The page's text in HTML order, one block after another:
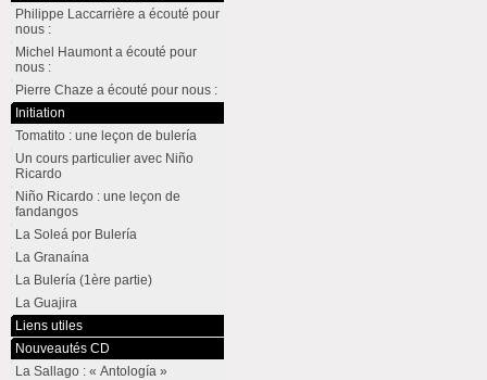
Philippe Laccarrière a écouté pour
nous :
Michel Haumont a écouté pour
nous :
Pierre Chaze a écouté pour nous :
Initiation
Tomatito : une leçon de bulería
Un cours particulier avec Niño
Ricardo
Niño Ricardo : une leçon de
fandangos
La Soleá por Bulería
La Granaína
La Bulería (1ère partie)
La Guajira
Liens utiles
Nouveautés CD
La Sallago : « Antología »